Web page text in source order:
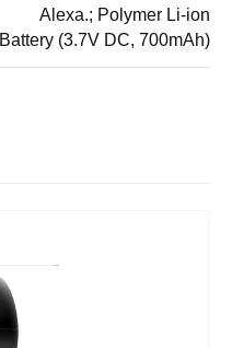
Alexa.; Polymer Li-ion
Battery (3.7V DC, 700mAh)